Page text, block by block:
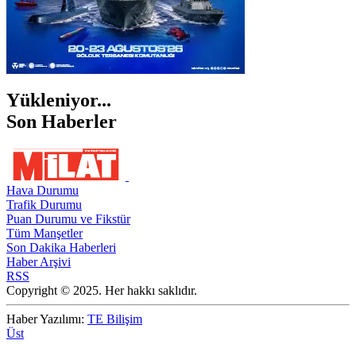
Yükleniyor...
Son Haberler
Hava Durumu
Trafik Durumu
Puan Durumu ve Fikstür
Tüm Manşetler
Son Dakika Haberleri
Haber Arşivi
RSS
Copyright © 2025. Her hakkı saklıdır.
Haber Yazılımı: TE Bilişim
Üst